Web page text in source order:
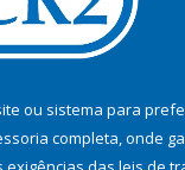
ou sistema para
completa, onde